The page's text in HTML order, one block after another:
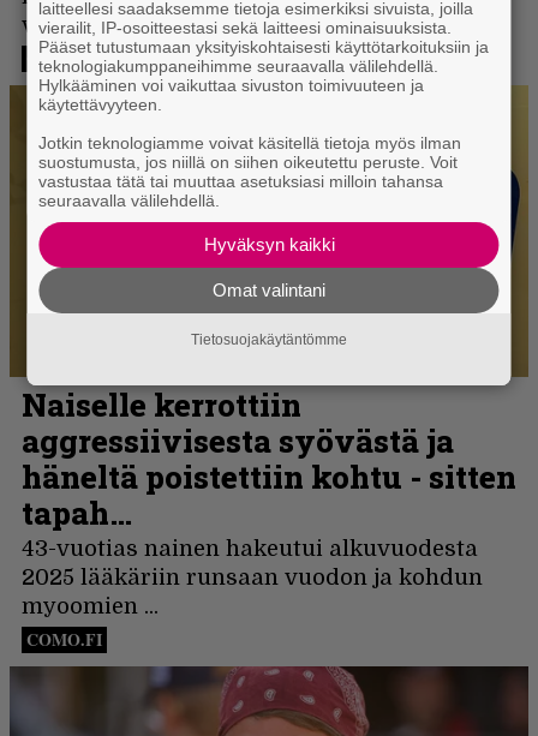
laitteellesi saadaksemme tietoja esimerkiksi sivuista, joilla
vierailit, IP-osoitteestasi sekä laitteesi ominaisuuksista.
Pääset tutustumaan yksityiskohtaisesti käyttötarkoituksiin ja
teknologiakumppaneihimme seuraavalla välilehdellä.
Hylkääminen voi vaikuttaa sivuston toimivuuteen ja
käytettävyyteen.
Jotkin teknologiamme voivat käsitellä tietoja myös ilman
suostumusta, jos niillä on siihen oikeutettu peruste. Voit
vastustaa tätä tai muuttaa asetuksiasi milloin tahansa
seuraavalla välilehdellä.
Hyväksyn kaikki
Omat valintani
Tietosuojakäytäntömme